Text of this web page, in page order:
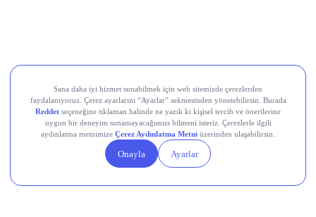
Teknik Analiz Nedir?